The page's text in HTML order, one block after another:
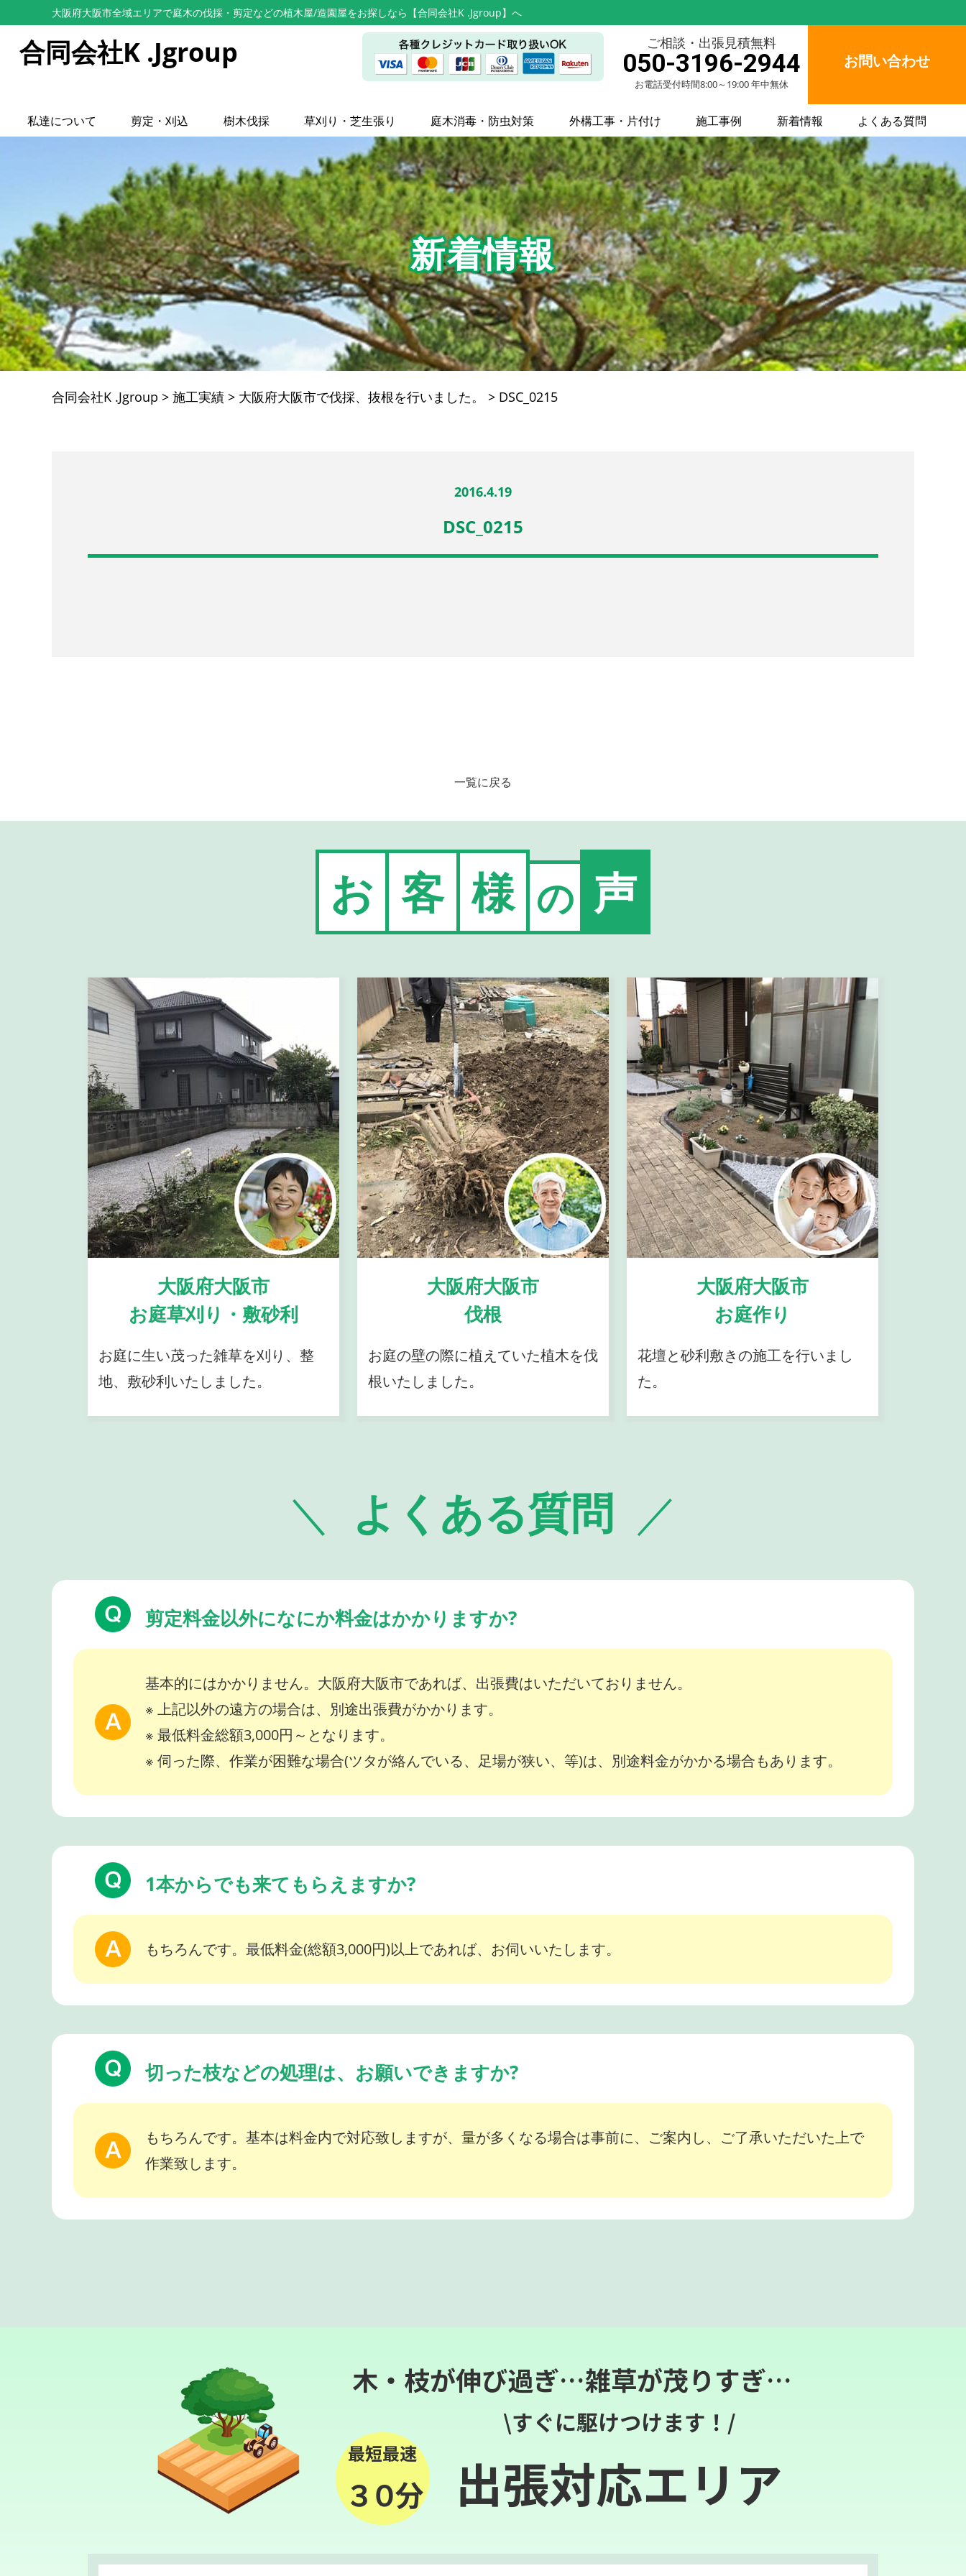
大阪府大阪市全域エリアで庭木の伐採・剪定などの植木屋/造園屋をお探しなら【合同会社K .Jgroup】へ
合同会社K .Jgroup ご相談・出張見積無料
050-3196-2944
お電話受付時間8:00～19:00 年中無休
お問い合わせ
私達について 剪定・刈込 樹木伐採 草刈り・芝生張り 庭木消毒・防虫対策 外構工事・片付け 施工事例 新着情報 よくある質問
新着情報
合同会社K .Jgroup > 施工実績 > 大阪府大阪市で伐採、抜根を行いました。 > DSC_0215
2016.4.19
DSC_0215
一覧に戻る
お 客 様 の 声
大阪府大阪市
お庭草刈り・敷砂利
お庭に生い茂った雑草を刈り、整
地、敷砂利いたしました。
大阪府大阪市
伐根
お庭の壁の際に植えていた植木を伐
根いたしました。
大阪府大阪市
お庭作り
花壇と砂利敷きの施工を行いまし
た。
よくある質問
剪定料金以外になにか料金はかかりますか?
基本的にはかかりません。大阪府大阪市であれば、出張費はいただいておりません。
※ 上記以外の遠方の場合は、別途出張費がかかります。
※ 最低料金総額3,000円～となります。
※ 伺った際、作業が困難な場合(ツタが絡んでいる、足場が狭い、等)は、別途料金がかかる場合もあります。
1本からでも来てもらえますか?
もちろんです。最低料金(総額3,000円)以上であれば、お伺いいたします。
切った枝などの処理は、お願いできますか?
もちろんです。基本は料金内で対応致しますが、量が多くなる場合は事前に、ご案内し、ご了承いただいた上で
作業致します。
木・枝が伸び過ぎ…雑草が茂りすぎ…
最短最速
３０分
\すぐに駆けつけます！/
出張対応エリア